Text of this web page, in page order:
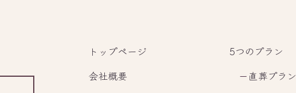
トップページ
会社概要
5つのプラン
－ 直葬プラン